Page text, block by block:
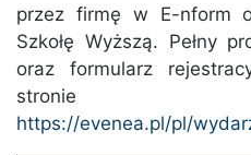
przez firmę w E-nform
Szkołę Wyższą. Pełny
oraz formularz
stronie
https://evenea.pl/pl/